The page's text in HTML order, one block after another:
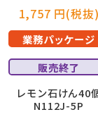
1,757 円(税抜
業務パッケージ
販売終了
レモン石けん40
N112J-5P